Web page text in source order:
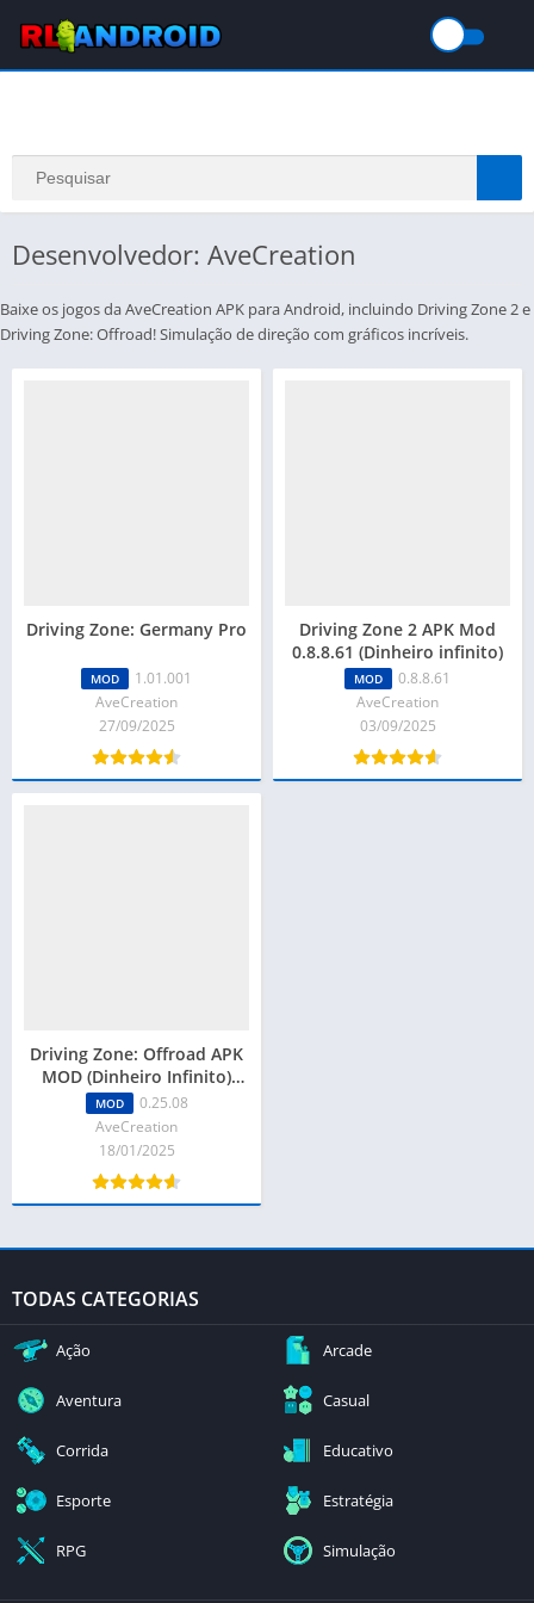
Desenvolvedor: AveCreation
Baixe os jogos da AveCreation APK para Android, incluindo Driving Zone 2 e
Driving Zone: Offroad! Simulação de direção com gráficos incríveis.
Driving Zone: Germany Pro
MOD
1.01.001
AveCreation
27/09/2025
Driving Zone 2 APK Mod
0.8.8.61 (Dinheiro infinito)
MOD
0.8.8.61
AveCreation
03/09/2025
Driving Zone: Offroad APK
MOD (Dinheiro Infinito)
0.25.08
MOD
0.25.08
AveCreation
18/01/2025
TODAS CATEGORIAS
Ação Arcade
Aventura Casual
Corrida Educativo
Esporte Estratégia
RPG Simulação